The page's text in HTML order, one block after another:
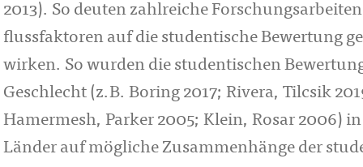
2013). So deuten zahl­reiche
flussfaktoren auf die studentische Bewertung
wirken. So wurden die studentischen
Geschlecht (z.B. Boring 2017; Rivera, Tilcsik
Hamermesh, Parker 2005; Klein, Rosar 2006)
Länder auf mögliche Zu­sam­men­hän­ge der